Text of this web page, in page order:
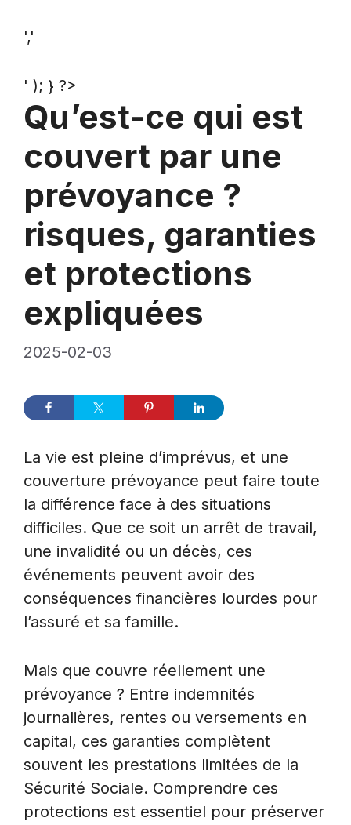
','
' ); } ?>
Qu’est-ce qui est
couvert par une
prévoyance ?
risques, garanties
et protections
expliquées
2025-02-03
La vie est pleine d’imprévus, et une
couverture prévoyance peut faire toute
la différence face à des situations
difficiles. Que ce soit un arrêt de travail,
une invalidité ou un décès, ces
événements peuvent avoir des
conséquences financières lourdes pour
l’assuré et sa famille.
Mais que couvre réellement une
prévoyance ? Entre indemnités
journalières, rentes ou versements en
capital, ces garanties complètent
souvent les prestations limitées de la
Sécurité Sociale. Comprendre ces
protections est essentiel pour préserver